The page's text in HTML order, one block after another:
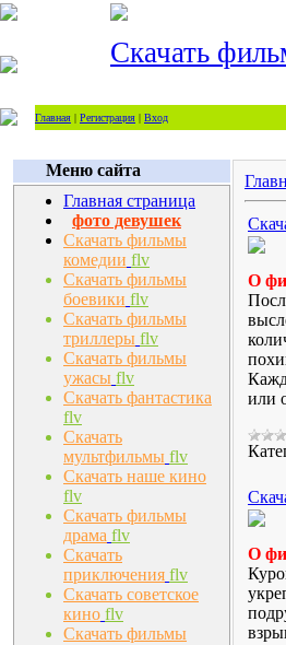
Скачать
Главная | Регистрация | Вход
Меню сайта
Главная страница
фото девушек
Скачать фильмы
комедии flv
Скачать фильмы
боевики flv
Скачать фильмы
триллеры flv
Скачать фильмы
ужасы flv
Скачать фантастика
flv
Скачать
мультфильмы flv
Скачать наше кино
flv
Скачать фильмы
драма flv
Скачать
приключения flv
Скачать советское
кино flv
Скачать фильмы
О
или
О